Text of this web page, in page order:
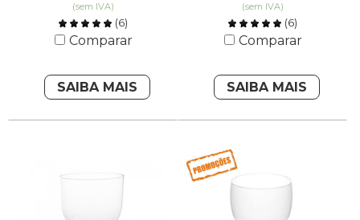
(sem IVA)
(6)
Comparar
SAIBA MAIS
(sem IVA)
(6)
Comparar
SAIBA MAIS